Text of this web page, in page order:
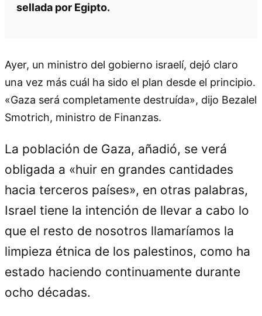
sellada por Egipto.
Ayer, un ministro del gobierno israelí, dejó claro
una vez más cuál ha sido el plan desde el principio.
«Gaza será completamente destruída», dijo Bezalel
Smotrich, ministro de Finanzas.
La población de Gaza, añadió, se verá
obligada a «huir en grandes cantidades
hacia terceros países», en otras palabras,
Israel tiene la intención de llevar a cabo lo
que el resto de nosotros llamaríamos la
limpieza étnica de los palestinos, como ha
estado haciendo continuamente durante
ocho décadas.